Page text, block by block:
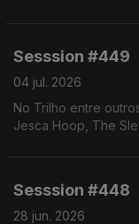
Sesssion #449
04 jul. 2026
No Trilho entre
Jesca Hoop, The
Sesssion #448
28 jun. 2026